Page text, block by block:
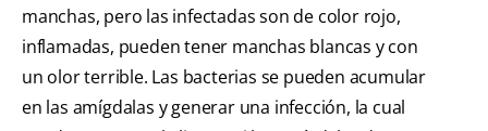
manchas, pero las infectadas son de color rojo,
inflamadas, pueden tener manchas blancas y con
un olor terrible. Las bacterias se pueden acumular
en las amígdalas y generar una infección, la cual